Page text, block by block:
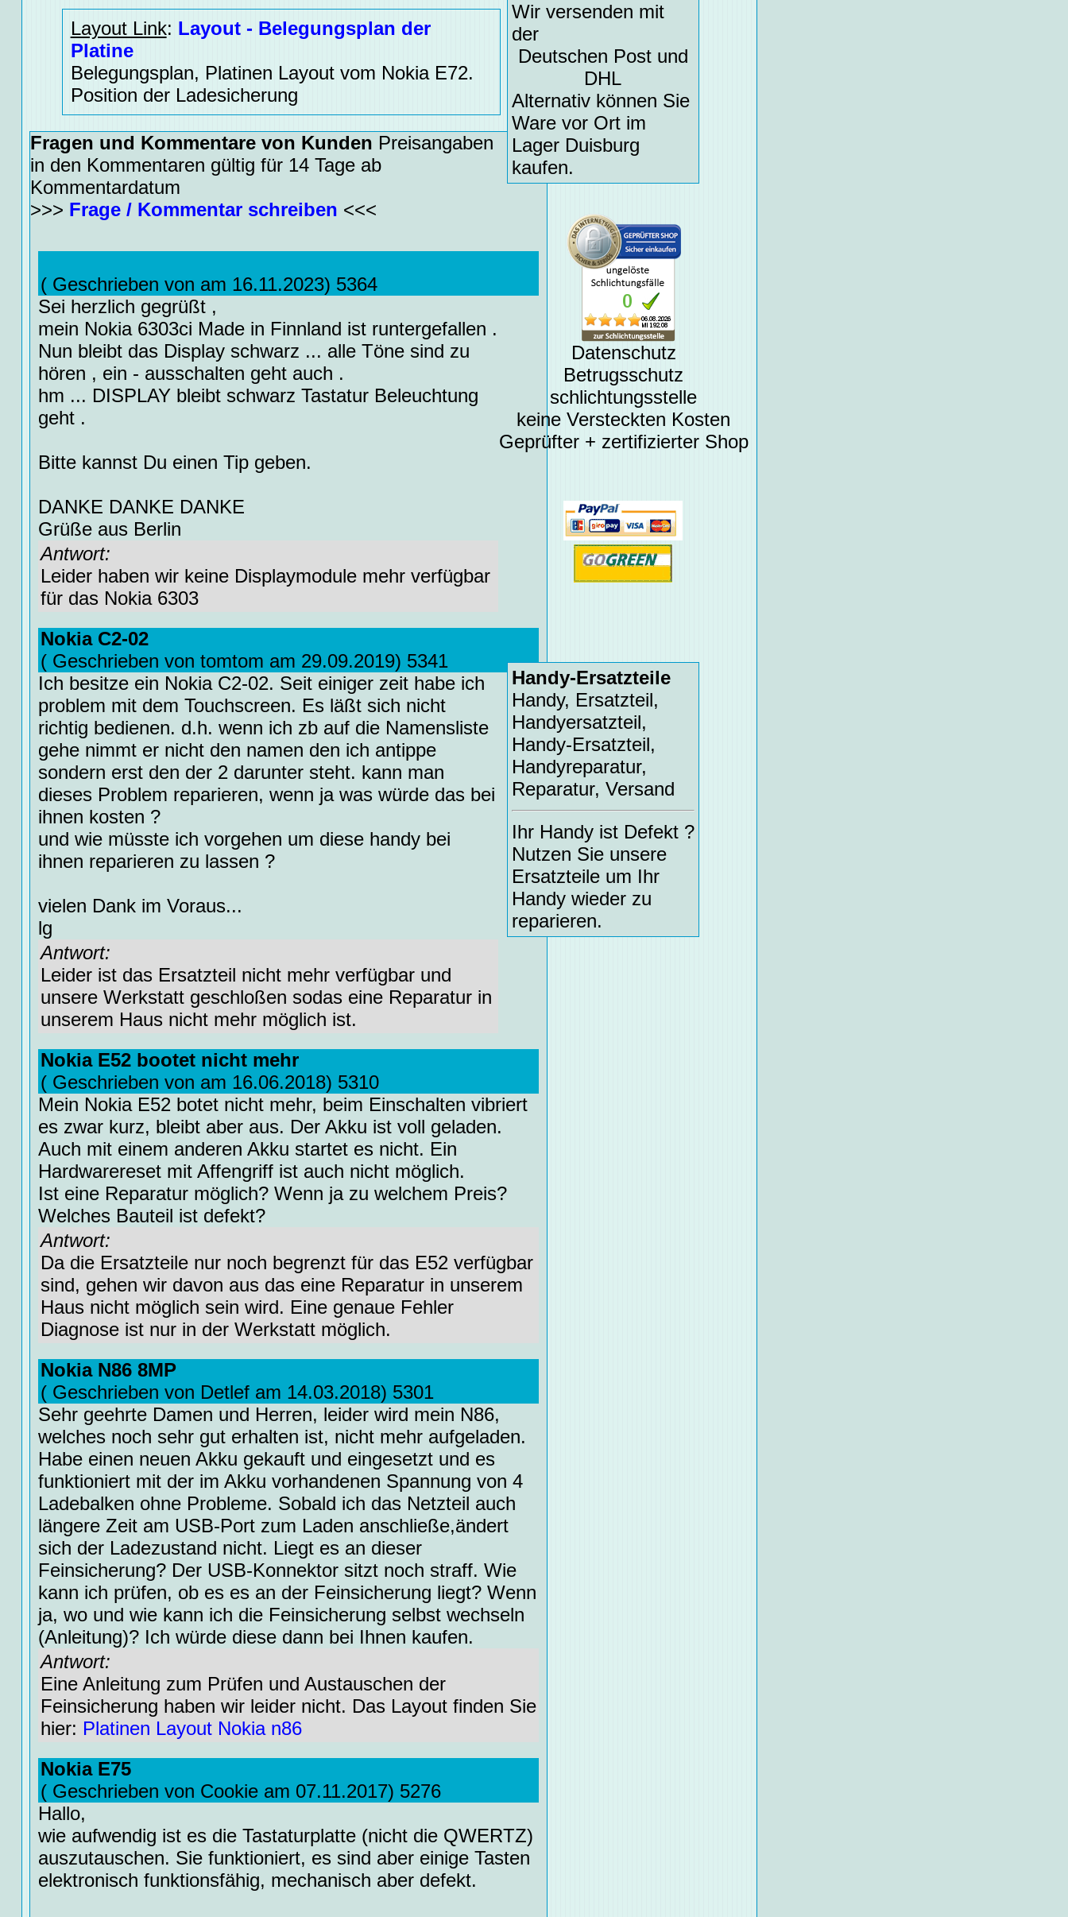
Wir versenden mit
der
Deutschen Post und
DHL
Alternativ können Sie
Ware vor Ort im
Lager Duisburg
kaufen.
Datenschutz
Betrugsschutz
schlichtungsstelle
keine Versteckten Kosten
Geprüfter + zertifizierter Shop
Handy-Ersatzteile
Handy, Ersatzteil,
Handyersatzteil,
Handy-Ersatzteil,
Handyreparatur,
Reparatur, Versand
Ihr Handy ist Defekt ?
Nutzen Sie unsere
Ersatzteile um Ihr
Handy wieder zu
reparieren.
Layout Link: Layout - Belegungsplan der
Platine
Belegungsplan, Platinen Layout vom Nokia E72.
Position der Ladesicherung
Fragen und Kommentare von Kunden Preisangaben
in den Kommentaren gültig für 14 Tage ab
Kommentardatum
>>> Frage / Kommentar schreiben <<<
( Geschrieben von am 16.11.2023) 5364
Sei herzlich gegrüßt ,
mein Nokia 6303ci Made in Finnland ist runtergefallen .
Nun bleibt das Display schwarz ... alle Töne sind zu
hören , ein - ausschalten geht auch .
hm ... DISPLAY bleibt schwarz Tastatur Beleuchtung
geht .
Bitte kannst Du einen Tip geben.
DANKE DANKE DANKE
Grüße aus Berlin
Antwort:
Leider haben wir keine Displaymodule mehr verfügbar
für das Nokia 6303
Nokia C2-02
( Geschrieben von tomtom am 29.09.2019) 5341
Ich besitze ein Nokia C2-02. Seit einiger zeit habe ich
problem mit dem Touchscreen. Es läßt sich nicht
richtig bedienen. d.h. wenn ich zb auf die Namensliste
gehe nimmt er nicht den namen den ich antippe
sondern erst den der 2 darunter steht. kann man
dieses Problem reparieren, wenn ja was würde das bei
ihnen kosten ?
und wie müsste ich vorgehen um diese handy bei
ihnen reparieren zu lassen ?
vielen Dank im Voraus...
lg
Antwort:
Leider ist das Ersatzteil nicht mehr verfügbar und
unsere Werkstatt geschloßen sodas eine Reparatur in
unserem Haus nicht mehr möglich ist.
Nokia E52 bootet nicht mehr
( Geschrieben von am 16.06.2018) 5310
Mein Nokia E52 botet nicht mehr, beim Einschalten vibriert
es zwar kurz, bleibt aber aus. Der Akku ist voll geladen.
Auch mit einem anderen Akku startet es nicht. Ein
Hardwarereset mit Affengriff ist auch nicht möglich.
Ist eine Reparatur möglich? Wenn ja zu welchem Preis?
Welches Bauteil ist defekt?
Antwort:
Da die Ersatzteile nur noch begrenzt für das E52 verfügbar
sind, gehen wir davon aus das eine Reparatur in unserem
Haus nicht möglich sein wird. Eine genaue Fehler
Diagnose ist nur in der Werkstatt möglich.
Nokia N86 8MP
( Geschrieben von Detlef am 14.03.2018) 5301
Sehr geehrte Damen und Herren, leider wird mein N86,
welches noch sehr gut erhalten ist, nicht mehr aufgeladen.
Habe einen neuen Akku gekauft und eingesetzt und es
funktioniert mit der im Akku vorhandenen Spannung von 4
Ladebalken ohne Probleme. Sobald ich das Netzteil auch
längere Zeit am USB-Port zum Laden anschließe,ändert
sich der Ladezustand nicht. Liegt es an dieser
Feinsicherung? Der USB-Konnektor sitzt noch straff. Wie
kann ich prüfen, ob es es an der Feinsicherung liegt? Wenn
ja, wo und wie kann ich die Feinsicherung selbst wechseln
(Anleitung)? Ich würde diese dann bei Ihnen kaufen.
Antwort:
Eine Anleitung zum Prüfen und Austauschen der
Feinsicherung haben wir leider nicht. Das Layout finden Sie
hier: Platinen Layout Nokia n86
Nokia E75
( Geschrieben von Cookie am 07.11.2017) 5276
Hallo,
wie aufwendig ist es die Tastaturplatte (nicht die QWERTZ)
auszutauschen. Sie funktioniert, es sind aber einige Tasten
elektronisch funktionsfähig, mechanisch aber defekt.